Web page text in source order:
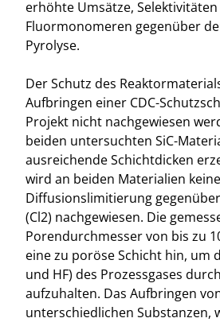
erhöhte Umsätze,
Fluormonomeren gegenüber
Pyrolyse.
Der Schutz des
Aufbringen einer CDC-
Projekt nicht nachgewiesen
beiden untersuchten SiC-
ausreichende Schichtdicken
wird an beiden Materialien keine
Diffusionslimitierung
(Cl2) nachgewiesen. Die
Porendurchmesser von bis zu
eine zu poröse Schicht hin, um
und HF) des Prozessgases
aufzuhalten. Das Aufbringen
unterschiedlichen Substanzen,